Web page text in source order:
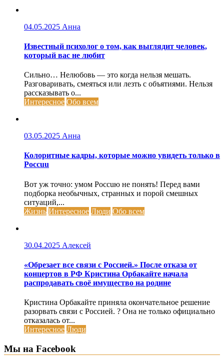
04.05.2025 Анна
Известный психолог о том, как выглядит человек,
который вас не любит
Сильно… Нелюбовь — это когда нельзя мешать.
Разговаривать, смеяться или лезть с объятиями. Нельзя
рассказывать о...
Интересное Обо всем
03.05.2025 Анна
Колоритные кадры, которые можно увидеть только в
Россuu
Вот уж точно: умом Россuю не понять! Перед вами
подборка необычных, странных и порой смешных
ситуаций,...
Жизнь Интересное Люди Обо всем
30.04.2025 Алексей
«Обрезает все связи с Россией.» После отказа от
концертов в РФ Кристина Орбакайте начала
распродавать своё имущество на родине
Кристина Орбакайте приняла окончательное решение
разорвать связи с Россией. ? Она не только официально
отказалась от...
Интересное Люди
Мы на Facebook